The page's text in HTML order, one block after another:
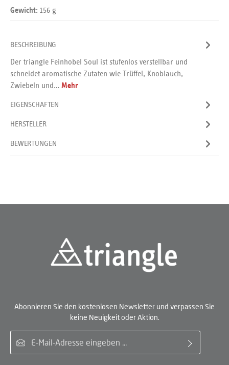
Gewicht: 156 g
BESCHREIBUNG
Der triangle Feinhobel Soul ist stufenlos verstellbar und
schneidet aromatische Zutaten wie Trüffel, Knoblauch,
Zwiebeln und… Mehr
EIGENSCHAFTEN
HERSTELLER
BEWERTUNGEN
Abonnieren Sie den kostenlosen Newsletter und verpassen Sie
keine Neuigkeit oder Aktion.